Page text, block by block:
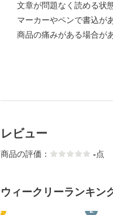
文章が問題なく読める状態
マーカーやペンで書込があ
商品の痛みがある場合があ
レビュー
商品の評価： -点
ウィークリーランキン
1 2